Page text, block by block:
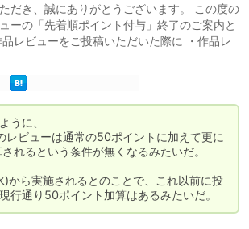
だき、誠にありがとうございます。 この度の
ーの「先着順ポイント付与」終了のご案内と
レビューをご投稿いただいた際に ・作品レ
うに、
レビューは通常の50ポイントに加えて更に
れるという条件が無くなるみたいだ。
から実施されるとのことで、これ以前に投
行通り50ポイント加算はあるみたいだ。